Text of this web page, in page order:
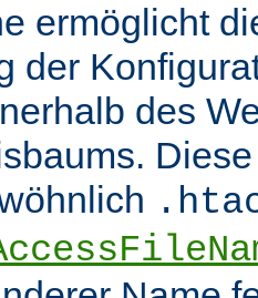
ermöglicht
der
des